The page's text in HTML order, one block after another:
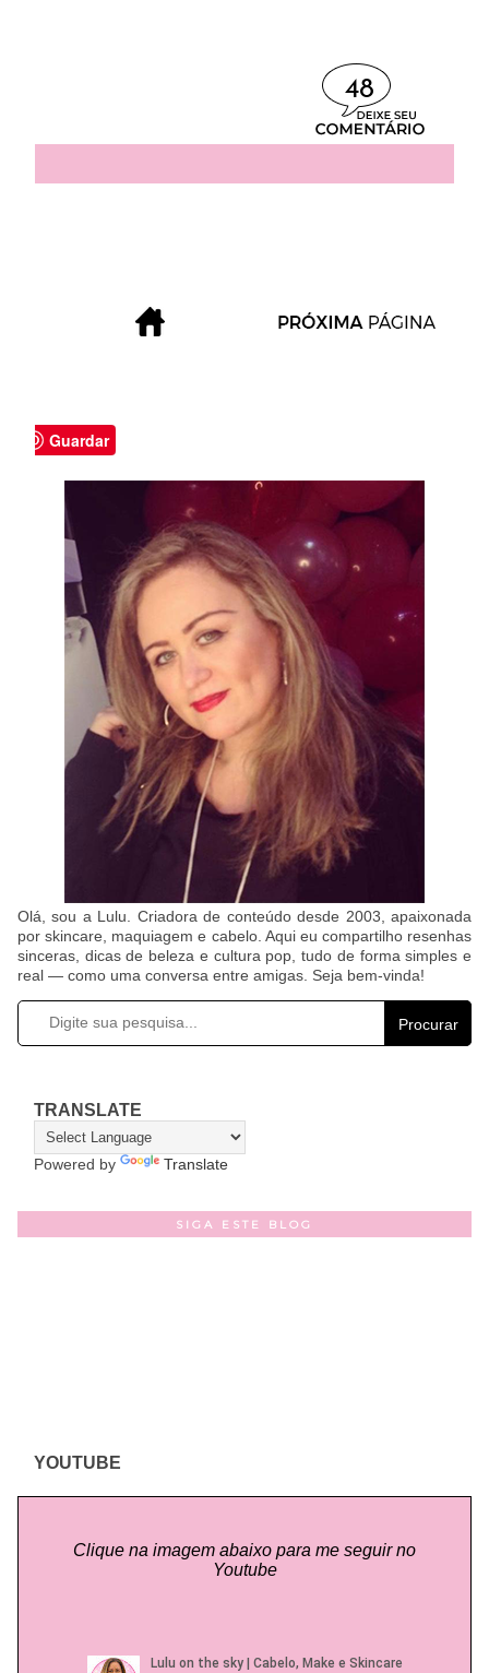
48
Guardar
Olá, sou a Lulu. Criadora de conteúdo desde 2003, apaixonada
por skincare, maquiagem e cabelo. Aqui eu compartilho resenhas
sinceras, dicas de beleza e cultura pop, tudo de forma simples e
real — como uma conversa entre amigas. Seja bem-vinda!
Procurar
TRANSLATE
Powered by Translate
SIGA ESTE BLOG
YOUTUBE
Clique na imagem abaixo para me seguir no
Youtube